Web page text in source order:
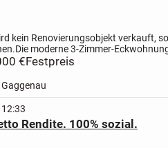
kein Renovierungsobjekt verkauft,
Die moderne 3-Zimmer-
eines gepflegten
€Festpreis
Rendite. 100% sozial.